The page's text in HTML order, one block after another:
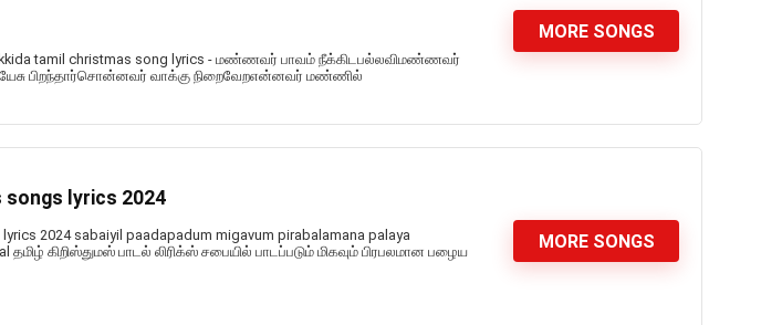
tamil christmas song lyrics - மண்ணவர் பாவம் நீக்கிடபல்லவிமண்ணவர்
பிறந்தார்சொன்னவர் வாக்கு நிறைவேறஎன்னவர் மண்ணில்
MORE SONGS
lyrics 2024
2024 sabaiyil paadapadum migavum pirabalamana palaya
தமிழ் கிறிஸ்துமஸ் பாடல் லிரிக்ஸ் சபையில் பாடப்படும் மிகவும் பிரபலமான பழைய
MORE SONGS